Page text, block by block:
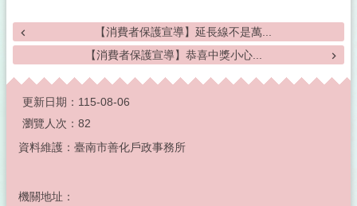
【消費者保護宣導】延長線不是萬...
【消費者保護宣導】恭喜中獎小心...
:::
更新日期： 115-08-06
瀏覽人次： 82
資料維護：臺南市善化戶政事務所
機關地址：